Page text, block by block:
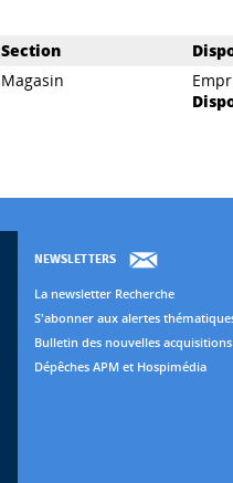
Section
Magasin
NEWSLETTERS
La newsletter Recherche
S'abonner aux alertes
Bulletin des nouvelles acquisitions
Dépêches APM et Hospimédia